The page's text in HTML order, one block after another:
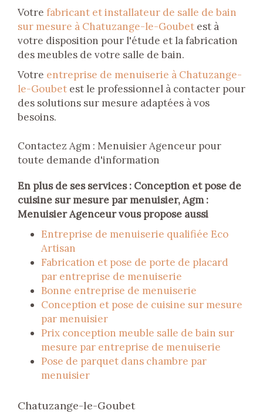
Votre fabricant et installateur de salle de bain
sur mesure à Chatuzange-le-Goubet est à
votre disposition pour l'étude et la fabrication
des meubles de votre salle de bain.
Votre entreprise de menuiserie à Chatuzange-
le-Goubet est le professionnel à contacter pour
des solutions sur mesure adaptées à vos
besoins.
Contactez Agm : Menuisier Agenceur pour
toute demande d'information
En plus de ses services : Conception et pose de
cuisine sur mesure par menuisier, Agm :
Menuisier Agenceur vous propose aussi
Entreprise de menuiserie qualifiée Eco
Artisan
Fabrication et pose de porte de placard
par entreprise de menuiserie
Bonne entreprise de menuiserie
Conception et pose de cuisine sur mesure
par menuisier
Prix conception meuble salle de bain sur
mesure par entreprise de menuiserie
Pose de parquet dans chambre par
menuisier
Chatuzange-le-Goubet